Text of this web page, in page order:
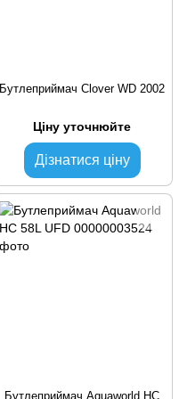
Бутлеприймач Clover WD 2002
Ціну уточнюйте
Дізнатися ціну
Бутлеприймач Aquaworld HC